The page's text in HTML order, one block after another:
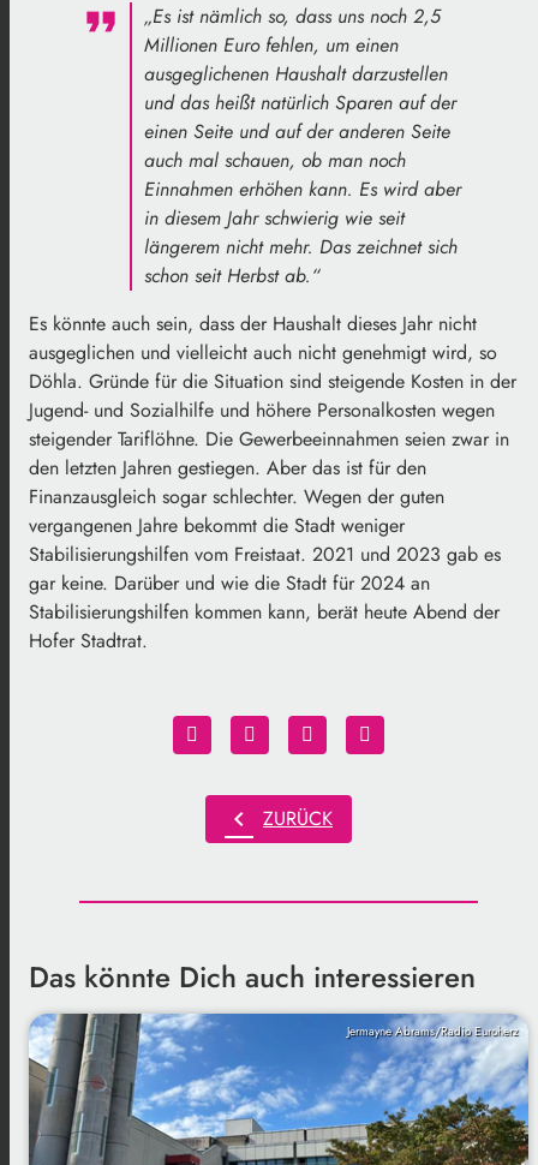
„Es ist nämlich so, dass uns noch 2,5
Millionen Euro fehlen, um einen
ausgeglichenen Haushalt darzustellen
und das heißt natürlich Sparen auf der
einen Seite und auf der anderen Seite
auch mal schauen, ob man noch
Einnahmen erhöhen kann. Es wird aber
in diesem Jahr schwierig wie seit
längerem nicht mehr. Das zeichnet sich
schon seit Herbst ab.“
Es könnte auch sein, dass der Haushalt dieses Jahr nicht
ausgeglichen und vielleicht auch nicht genehmigt wird, so
Döhla. Gründe für die Situation sind steigende Kosten in der
Jugend- und Sozialhilfe und höhere Personalkosten wegen
steigender Tariflöhne. Die Gewerbeeinnahmen seien zwar in
den letzten Jahren gestiegen. Aber das ist für den
Finanzausgleich sogar schlechter. Wegen der guten
vergangenen Jahre bekommt die Stadt weniger
Stabilisierungshilfen vom Freistaat. 2021 und 2023 gab es
gar keine. Darüber und wie die Stadt für 2024 an
Stabilisierungshilfen kommen kann, berät heute Abend der
Hofer Stadtrat.
chevron_left ZURÜCK
Das könnte Dich auch interessieren
Jermayne Abrams/Radio Euroherz